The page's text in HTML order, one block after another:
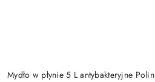
Mydło w płynie 5 L antybakteryjne Polin